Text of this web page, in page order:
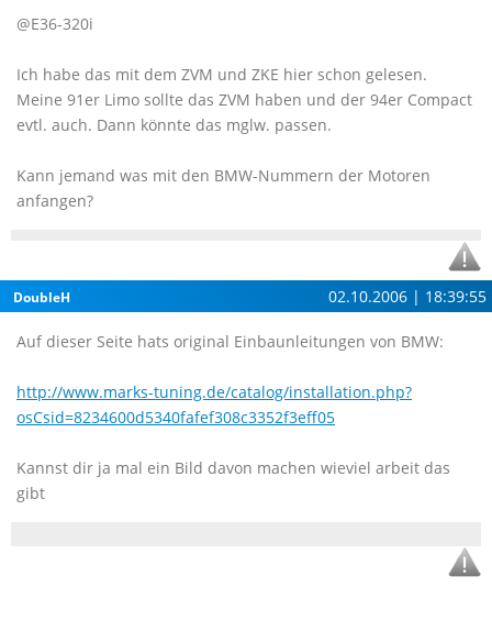
@E36-320i
Ich habe das mit dem ZVM und ZKE hier schon gelesen.
Meine 91er Limo sollte das ZVM haben und der 94er Compact
evtl. auch. Dann könnte das mglw. passen.
Kann jemand was mit den BMW-Nummern der Motoren
anfangen?
DoubleH 02.10.2006 | 18:39:55
Auf dieser Seite hats original Einbaunleitungen von BMW:
http://www.marks-tuning.de/catalog/installation.php?
osCsid=8234600d5340fafef308c3352f3eff05
Kannst dir ja mal ein Bild davon machen wieviel arbeit das
gibt